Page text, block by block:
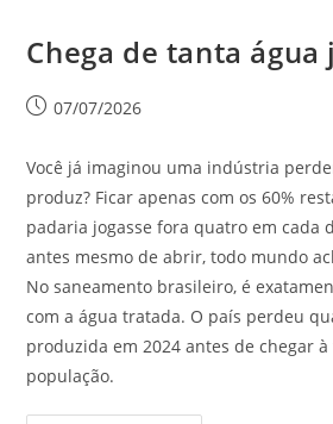
Chega de tanta água
07/07/2026
Você já imaginou uma indústria
produz? Ficar apenas com os 60%
padaria jogasse fora quatro em cada
antes mesmo de abrir, todo mundo
No saneamento brasileiro, é
com a água tratada. O país perdeu
produzida em 2024 antes de chegar
população.